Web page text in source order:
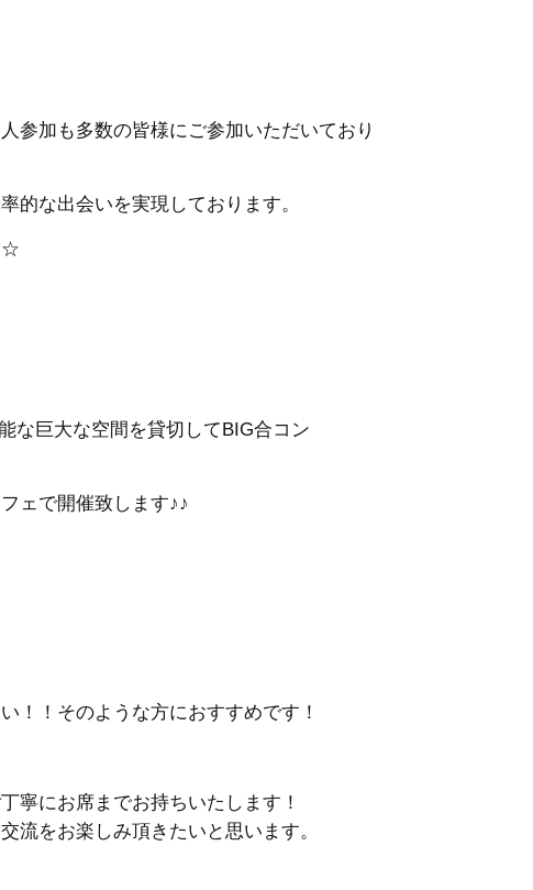
参加も多数の皆様にご参加いただいており
的な出会いを実現しております。
☆
な巨大な空間を貸切してBIG合コン
ェで開催致します♪♪
！！そのような方におすすめです！
寧にお席までお持ちいたします！
流をお楽しみ頂きたいと思います。